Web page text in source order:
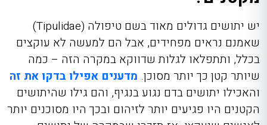
יש יתושים גדולים מאוד בשם טיפולה (Tipulidae)
שאמנם נראים מפחידים, אבל הם למעשה לא עוקצים
בכלל, ותתפלאו לגלות שדווקא במקרה הזה – כמה
שיותר קטן כך יותר מסוכן. מדענים אפילו בדקו את זה
והאכילו יתושים בדם נגוע בנגיף, והם גילו שהיתושים
הקטנים היו פגיעים יותר לזיהום ובכך היו מסוכנים יותר